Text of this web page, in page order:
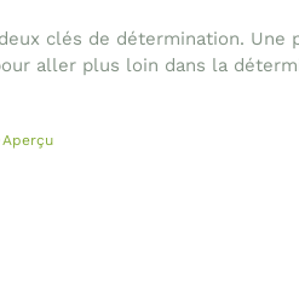
clés de détermination.
aller plus loin dans la
Aperçu